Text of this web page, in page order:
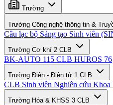
Trường
Trường Công nghệ thông tin &
Câu lạc bộ Sáng tạo Sinh viên
Trường Cơ khí 2 CLB
BK-AUTO 115 CLB HUROS 76
Trường Điện - Điện tử 1 CLB
CLB Sinh viên Nghiên cứu
Trường Hóa & KHSS 3 CLB